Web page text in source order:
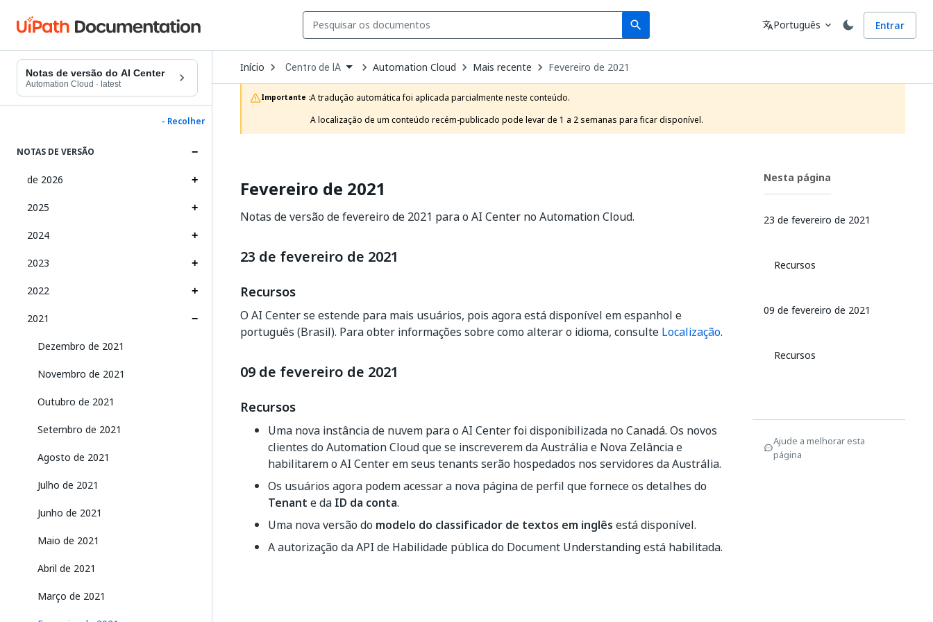
search
Search Idioma
translatePortuguês expand_more Entrar
Notas de versão do AI Center
Automation Cloud · latest
- Recolher
NOTAS DE VERSÃO
de 2026
2025
2024
2023
2022
2021
Dezembro de 2021
Novembro de 2021
Outubro de 2021
Setembro de 2021
Agosto de 2021
Julho de 2021
Junho de 2021
Maio de 2021
Abril de 2021
Março de 2021
Início Open
Dropdown
to
choose
product
Centro de IA Automation Cloud Mais recente Fevereiro de 2021
Importante :A tradução automática foi aplicada parcialmente neste conteúdo.
A localização de um conteúdo recém-publicado pode levar de 1 a 2 semanas para ficar disponível.
Fevereiro de 2021
Notas de versão de fevereiro de 2021 para o AI Center no Automation Cloud.
23 de fevereiro de 2021
Recursos
O AI Center se estende para mais usuários, pois agora está disponível em espanhol e
português (Brasil). Para obter informações sobre como alterar o idioma, consulte Localização.
09 de fevereiro de 2021
Recursos
Uma nova instância de nuvem para o AI Center foi disponibilizada no Canadá. Os novos
clientes do Automation Cloud que se inscreverem da Austrália e Nova Zelância e
habilitarem o AI Center em seus tenants serão hospedados nos servidores da Austrália.
Os usuários agora podem acessar a nova página de perfil que fornece os detalhes do
Tenant e da ID da conta.
Uma nova versão do modelo do classificador de textos em inglês está disponível.
A autorização da API de Habilidade pública do Document Understanding está habilitada.
Nesta página
23 de fevereiro de 2021
Recursos
09 de fevereiro de 2021
Recursos
Ajude a melhorar esta
página